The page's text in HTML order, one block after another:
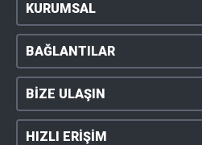
KURUMSAL
BAĞLANTILAR
BİZE ULAŞIN
HIZLI ERİŞİM